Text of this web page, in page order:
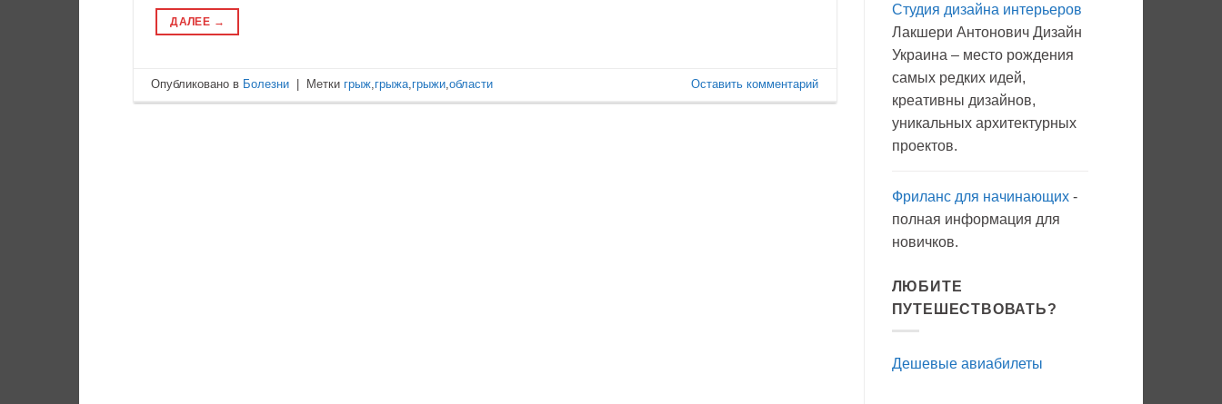
ДАЛЕЕ →
Опубликовано в Болезни Метки грыж грыжа грыжи ,области Оставить комментарий
Вода
мылом
на
прогулку
антисептик.
Студия дизайна интерьеров
Лакшери Антонович Дизайн
Украина – место рождения
самых редких идей,
креативны дизайнов,
уникальных архитектурных
проектов.
Фриланс для начинающих-
полная информация для
новичков.
ЛЮБИТЕ
ПУТЕШЕСТВОВАТЬ?
Дешевые авиабилеты